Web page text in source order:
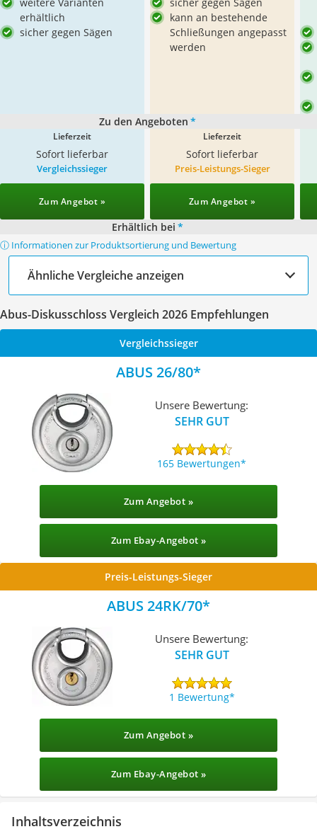
erhältlich
sicher gegen Sägen
kann an bestehende
Schließungen angepasst
werden
Zu den Angeboten *
Lieferzeit
Sofort lieferbar
Lieferzeit
Sofort lieferbar
Vergleichssieger
Zum Angebot »
Preis-Leistungs-Sieger
Zum Angebot »
Erhältlich bei *
ⓘ Informationen zur Produktsortierung und Bewertung
Ähnliche Vergleiche anzeigen
Abus-Diskusschloss Vergleich 2026 Empfehlungen
Vergleichssieger
ABUS 26/80
Unsere Bewertung:
SEHR GUT
165 Bewertungen
Zum Angebot »
Zum Ebay-Angebot »
Preis-Leistungs-Sieger
ABUS 24RK/70
Unsere Bewertung:
SEHR GUT
1 Bewertung
Zum Angebot »
Zum Ebay-Angebot »
Inhaltsverzeichnis